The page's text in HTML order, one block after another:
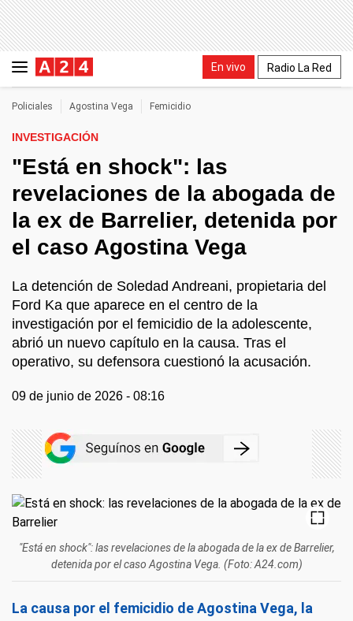
En vivo Radio La Red
Policiales Agostina Vega Femicidio
INVESTIGACIÓN
"Está en shock": las
revelaciones de la abogada de
la ex de Barrelier, detenida por
el caso Agostina Vega
La detención de Soledad Andreani, propietaria del
Ford Ka que aparece en el centro de la
investigación por el femicidio de la adolescente,
abrió un nuevo capítulo en la causa. Tras el
operativo, su defensora cuestionó la acusación.
09 de junio de 2026 - 08:16
"Está en shock": las revelaciones de la abogada de la ex de Barrelier,
detenida por el caso Agostina Vega. (Foto: A24.com)
La causa por el femicidio de Agostina Vega, la